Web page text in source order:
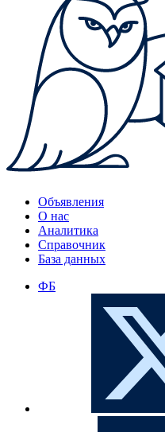
Объявления
О нас
Аналитика
Справочник
База данных
ФБ